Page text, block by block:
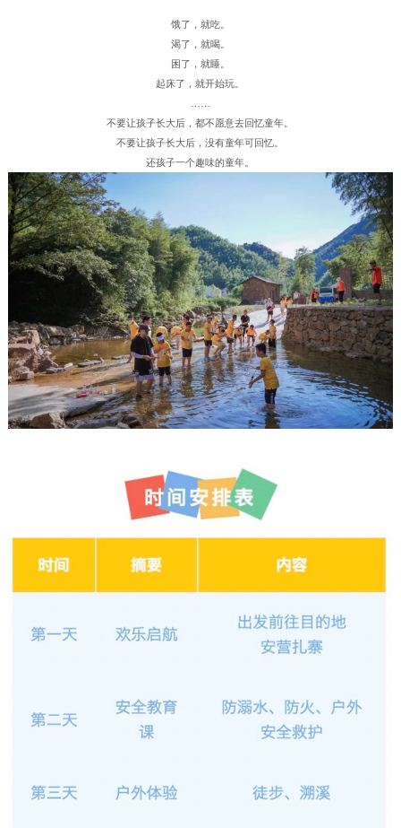
饿了，就吃。
渴了，就喝。
困了，就睡。
起床了，就开始玩。
不要让孩子长大后，都不愿意去回忆童年。
不要让孩子长大后，没有童年可回忆。
还孩子一个趣味的童年。